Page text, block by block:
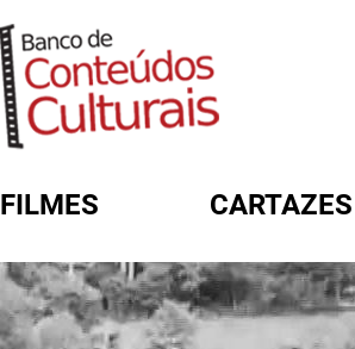
FILMES CARTAZES
FORMULÁRIO DE